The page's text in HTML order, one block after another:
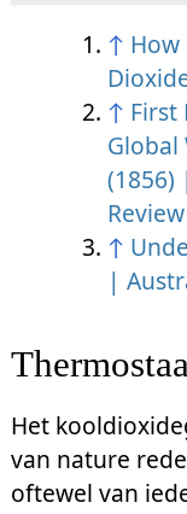
↑ How
↑ First
Global
(1856)
Review
↑
|
Het
van nature
oftewel van